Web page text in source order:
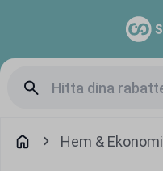
Hem & Ekonomi